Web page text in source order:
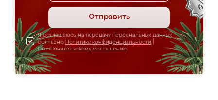
Отправить
Я соглашаюсь на передачу персональных данных
согласно Политике конфиденциальности
Пользовательскому соглашению